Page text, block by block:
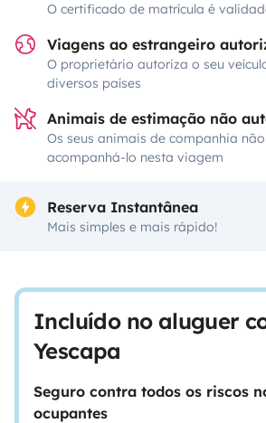
O certificado de matrícula é
Viagens ao estrangeiro
O proprietário autoriza o seu
diversos países
Animais de estimação não
Os seus animais de companhia
acompanhá-lo nesta viagem
Reserva Instantânea
Mais simples e mais rápido!
Incluído no aluguer
Yescapa
Seguro contra todos os riscos
ocupantes